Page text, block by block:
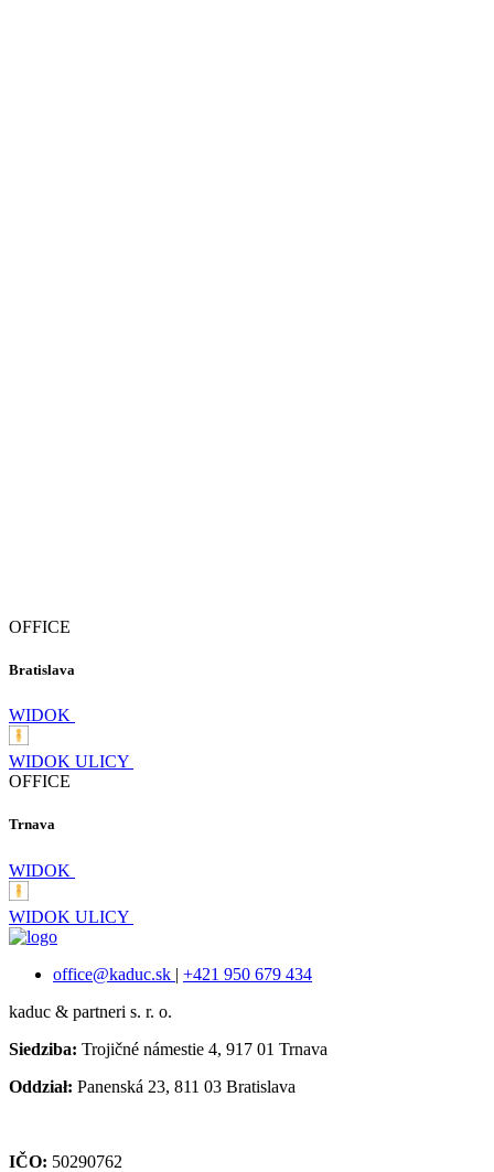
OFFICE
Bratislava
WIDOK
WIDOK ULICY
OFFICE
Trnava
WIDOK
WIDOK ULICY
office@kaduc.sk | +421 950 679 434
kaduc & partneri s. r. o.
Siedziba: Trojičné námestie 4, 917 01 Trnava
Oddział: Panenská 23, 811 03 Bratislava
IČO: 50290762